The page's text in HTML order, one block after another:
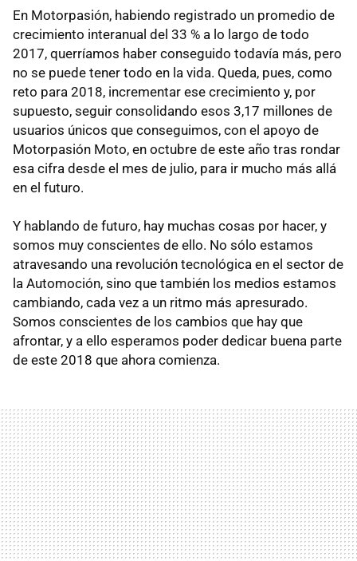
En Motorpasión, habiendo registrado un promedio de
crecimiento interanual del 33 % a lo largo de todo
2017, querríamos haber conseguido todavía más, pero
no se puede tener todo en la vida. Queda, pues, como
reto para 2018, incrementar ese crecimiento y, por
supuesto, seguir consolidando esos 3,17 millones de
usuarios únicos que conseguimos, con el apoyo de
Motorpasión Moto, en octubre de este año tras rondar
esa cifra desde el mes de julio, para ir mucho más allá
en el futuro.
Y hablando de futuro, hay muchas cosas por hacer, y
somos muy conscientes de ello. No sólo estamos
atravesando una revolución tecnológica en el sector de
la Automoción, sino que también los medios estamos
cambiando, cada vez a un ritmo más apresurado.
Somos conscientes de los cambios que hay que
afrontar, y a ello esperamos poder dedicar buena parte
de este 2018 que ahora comienza.